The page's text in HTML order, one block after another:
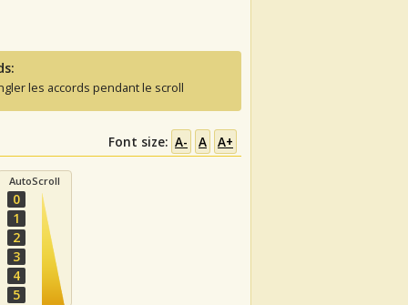
les accords pendant le scroll
Font size: A- A A+
AutoScroll
0
1
2
3
4
5